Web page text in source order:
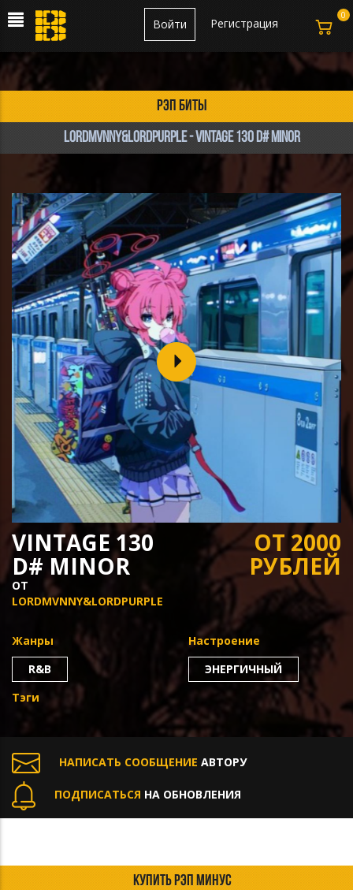
Регистрация
Войти
рэп биты
LordMvnny&LordPurple - Vintage 130 D# minor
VINTAGE 130
D# MINOR
ОТ
LORDMVNNY&LORDPURPLE
ОТ 2000
РУБЛЕЙ
Жанры
R&B
Настроение
ЭНЕРГИЧНЫЙ
Тэги
НАПИСАТЬ СООБЩЕНИЕ АВТОРУ
ПОДПИСАТЬСЯ НА ОБНОВЛЕНИЯ
КУПИТЬ РЭП МИНУС
0